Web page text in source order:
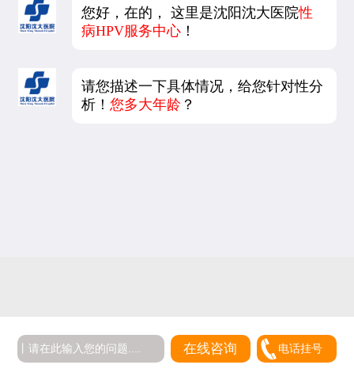
您好，在的， 这里是沈阳沈大医院性
病HPV服务中心 ！
请您描述一下具体情况，给您针对性分
析！您多大年龄 ？
在线咨询 电话挂号
5